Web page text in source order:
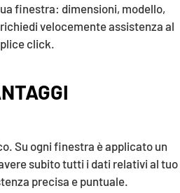
finestra: dimensioni, modello,
velocemente assistenza al
click.
Su ogni finestra è applicato un
subito tutti i dati relativi al tuo
precisa e puntuale.